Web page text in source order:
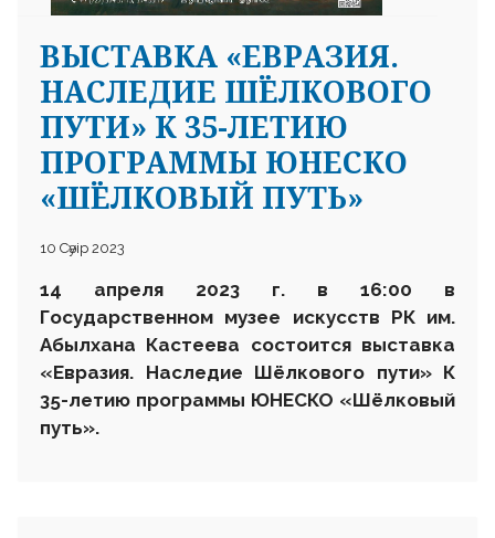
ВЫСТАВКА «ЕВРАЗИЯ.
НАСЛЕДИЕ ШЁЛКОВОГО
ПУТИ» К 35-ЛЕТИЮ
ПРОГРАММЫ ЮНЕСКО
«ШЁЛКОВЫЙ ПУТЬ»
10 Сәуір 2023
14 апреля 2023 г. в 16:00 в
Государственном музее искусств РК им.
Абылхана Кастеева состоится выставка
«Евразия. Наследие Шёлкового пути» К
35-летию программы ЮНЕСКО «Шёлковый
путь».